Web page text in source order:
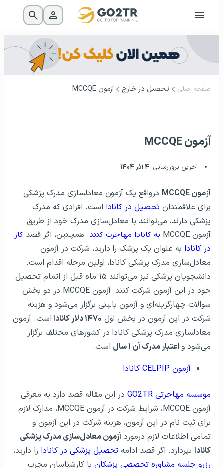
صفحه اصلی تحصیل در خارج آزمون MCCQE
آزمون MCCQE
آخرین بروزرسانی: ۴ آذر ۱۴۰۴
آزمون MCCQE
درواقع یک آزمون معادلسازی مدرک پزشکی
برای علاقمندان تحصیل در کانادا است. افرادی که مدرک
پزشکی دارند، می‌توانند با معادل‌سازی مدرک خود از طریق
آزمون MCCQE
به کانادا مهاجرت کنند. همچنین، اگر قصد کار
در کانادا به عنوان یک پزشک را دارید، شرکت در آزمون
معادل‌سازی مدرک پزشکی کانادا، اولین مرحله اقدام است.
دانشجویان پزشکی نیز می‌توانند ۱۵ ماه قبل از اتمام تحصیل
خود در این آزمون شرکت کنند. آزمون MCCQE در دو بخش
سوالات چهارگزینه‌ای و آزمون بالینی برگزار می‌شود و هزینه
شرکت در این آزمون در بخش اول ۱۴۷۰ دلار کانادا
است. آزمون
معادلسازی مدرک پزشکی کانادا در کشورهای مختلف برگزار
می‌شود واعتبار مدرک آن ۱ سال
است.
آزمون CELPIP کانادا
موسسه مهاجرتی GO2TR
در این مقاله قصد دارد به معرفی
آزمون MCCQE، شرایط شرکت در آزمون MCCQE، مدارک لازم
برای ثبت نام در این آزمون، هزینه شرکت در این آزمون و
تمامی اطلاعات لازم درمورد آزمون معادل‌سازی مدرک پزشکی
کانادا بپردازد. اگر قصد ادامه تحصیل پزشکی در کانادا را دارید،
رزرو جلسه مشاوره تخصصی پزشکان با کارشناسان مجرب